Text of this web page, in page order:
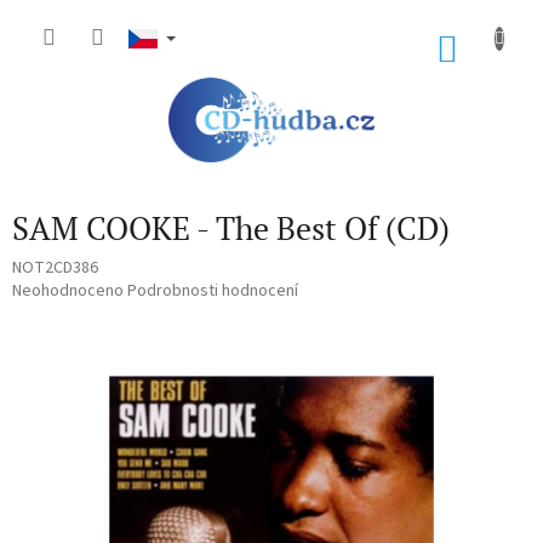
SAM COOKE - The Best Of (CD)
NOT2CD386
Průměrné
Neohodnoceno Podrobnosti hodnocení